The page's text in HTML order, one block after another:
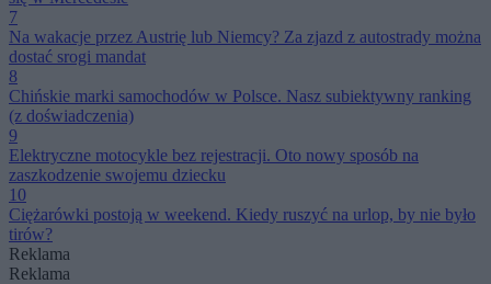
7
Na wakacje przez Austrię lub Niemcy? Za zjazd z autostrady można
dostać srogi mandat
8
Chińskie marki samochodów w Polsce. Nasz subiektywny ranking
(z doświadczenia)
9
Elektryczne motocykle bez rejestracji. Oto nowy sposób na
zaszkodzenie swojemu dziecku
10
Ciężarówki postoją w weekend. Kiedy ruszyć na urlop, by nie było
tirów?
Reklama
Reklama